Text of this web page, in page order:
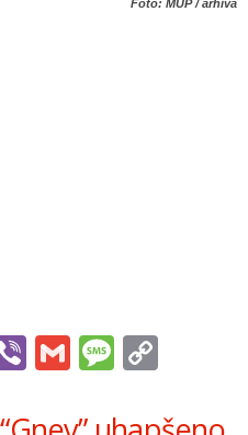
Foto: MUP / arhiva
ViberGmail